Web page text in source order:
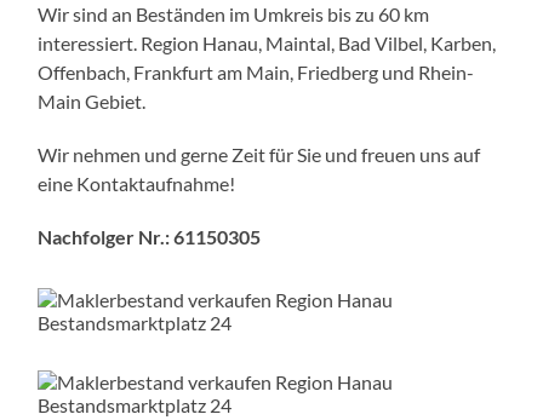
Wir sind an Beständen im Umkreis bis zu 60 km
interessiert. Region Hanau, Maintal, Bad Vilbel, Karben,
Offenbach, Frankfurt am Main, Friedberg und Rhein-
Main Gebiet.
Wir nehmen und gerne Zeit für Sie und freuen uns auf
eine Kontaktaufnahme!
Nachfolger Nr.: 61150305